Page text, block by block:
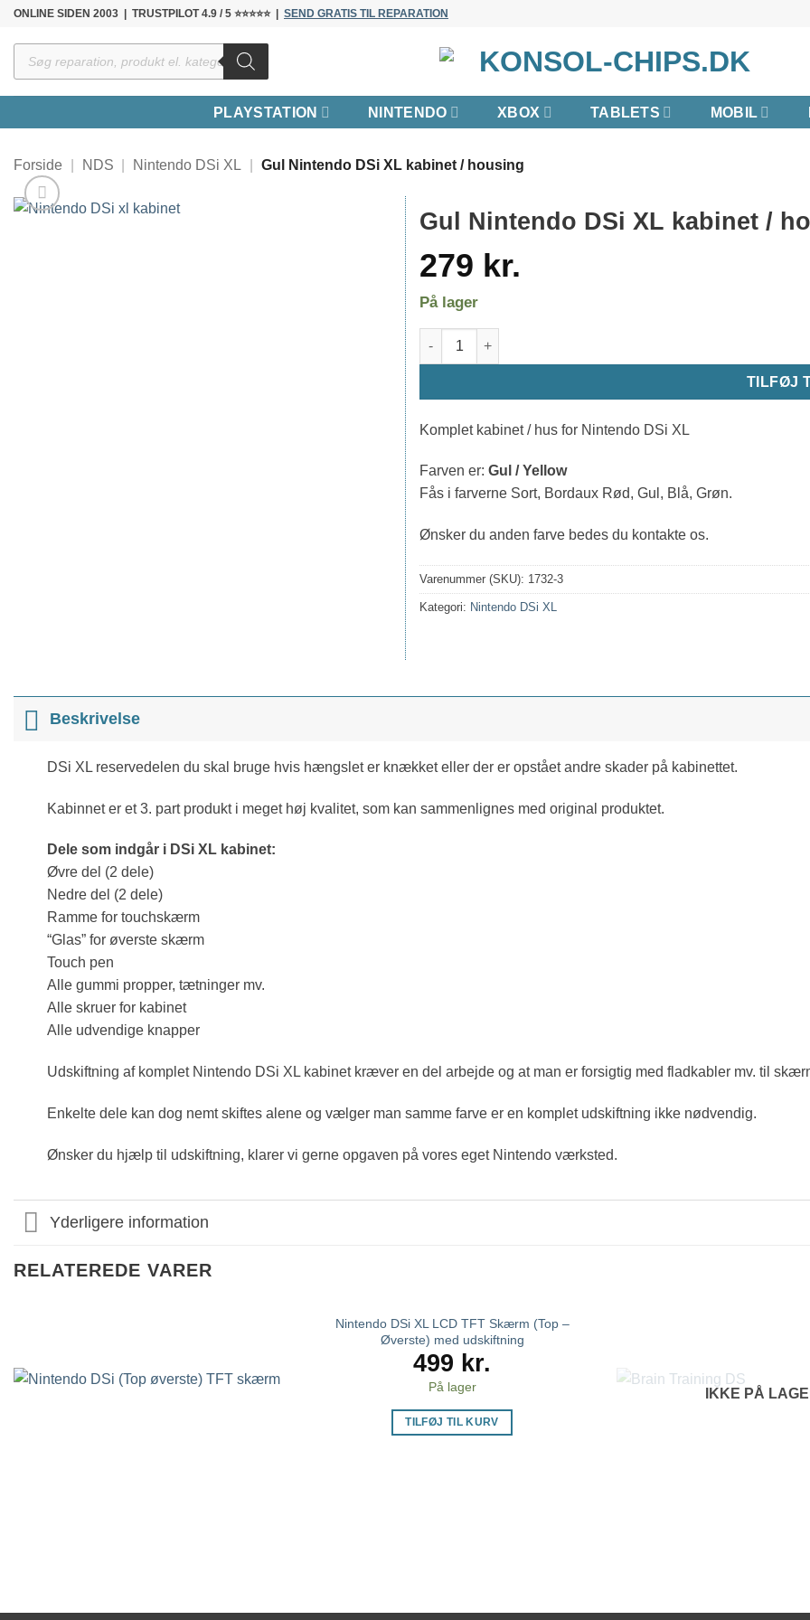
Fortsæt
indhold
ONLINE SIDEN 2003 | TRUSTPILOT 4.9 / 5 ⭐⭐⭐⭐⭐ | SEND GRATIS TIL REPARATION
Products
search
PLAYSTATION NINTENDO XBOX TABLETS MOBIL
Forside NDS Nintendo DSi XL Gul Nintendo DSi XL kabinet / housing
Gul Nintendo DSi XL kabinet /
279 kr.
På lager
Gul Nintendo DSi XL kabinet / housing antal
TILFØJ
Komplet kabinet / hus for Nintendo DSi XL
Farven er: Gul / Yellow
Fås i farverne Sort, Bordaux Rød, Gul, Blå, Grøn.
Ønsker du anden farve bedes du kontakte os.
Varenummer (SKU): 1732-3
Kategori: Nintendo DSi XL
Beskrivelse
DSi XL reservedelen du skal bruge hvis hængslet er knækket eller der er opstået andre skader på kabinettet.
Kabinnet er et 3. part produkt i meget høj kvalitet, som kan sammenlignes med original produktet.
Dele som indgår i DSi XL kabinet:
Øvre del (2 dele)
Nedre del (2 dele)
Ramme for touchskærm
“Glas” for øverste skærm
Touch pen
Alle gummi propper, tætninger mv.
Alle skruer for kabinet
Alle udvendige knapper
Udskiftning af komplet Nintendo DSi XL kabinet kræver en del arbejde og at man er forsigtig med fladkabler mv. til
Enkelte dele kan dog nemt skiftes alene og vælger man samme farve er en komplet udskiftning ikke nødvendig.
Ønsker du hjælp til udskiftning, klarer vi gerne opgaven på vores eget Nintendo værksted.
Yderligere information
RELATEREDE VARER
Nintendo DSi XL LCD TFT Skærm (Top –
Øverste) med udskiftning
499 kr.
På lager
TILFØJ TIL KURV
IKKE PÅ